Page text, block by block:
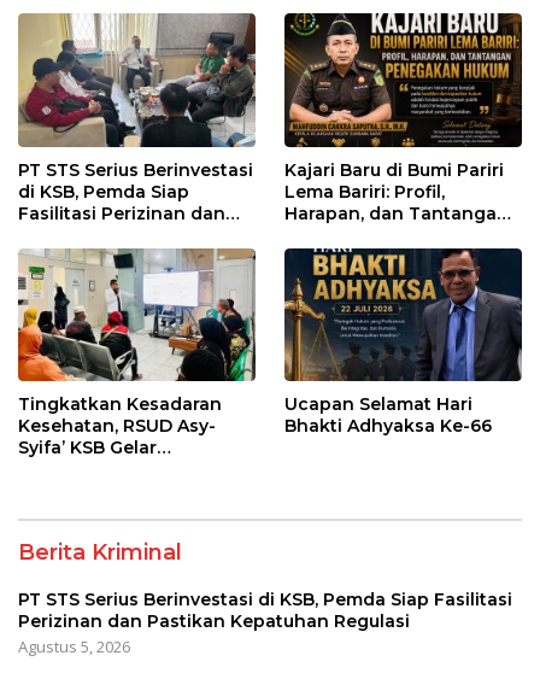
PT STS Serius Berinvestasi
di KSB, Pemda Siap
Fasilitasi Perizinan dan
Regulasi
Kajari Baru di Bumi Pariri
Lema Bariri: Profil,
Harapan, dan Tantangan
Tingkatkan Kesadaran
Kesehatan, RSUD Asy-
Syifa’ KSB Gelar
Ucapan Selamat Hari
Bhakti Adhyaksa Ke-66
Berita Kriminal
PT STS Serius Berinvestasi di KSB, Pemda Siap Fasilitasi
Perizinan dan Pastikan Kepatuhan Regulasi
Agustus 5, 2026